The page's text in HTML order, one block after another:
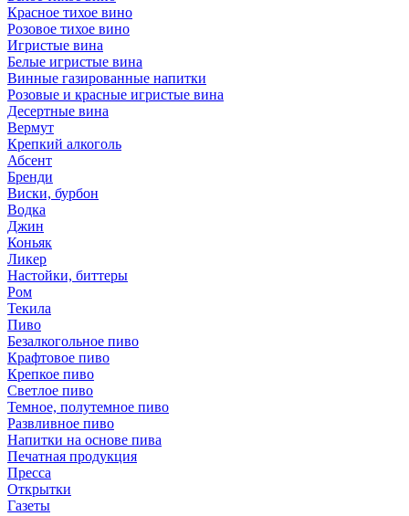
Красное тихое вино
Розовое тихое вино
Игристые вина
Белые игристые вина
Винные газированные напитки
Розовые и красные игристые вина
Десертные вина
Вермут
Крепкий алкоголь
Абсент
Бренди
Виски, бурбон
Водка
Джин
Коньяк
Ликер
Настойки, биттеры
Ром
Текила
Пиво
Безалкогольное пиво
Крафтовое пиво
Крепкое пиво
Светлое пиво
Темное, полутемное пиво
Развливное пиво
Напитки на основе пива
Печатная продукция
Пресса
Открытки
Газеты